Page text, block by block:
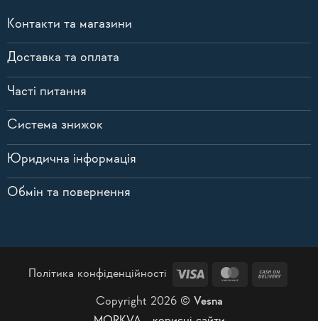
Контакти та магазини
Доставка та оплата
Часті питання
Система знижок
Юридична інформація
Обмін та повернення
Політика конфіденційності Visa MasterCard
Copyright 2026 © Vesna